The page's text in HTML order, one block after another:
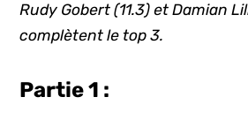
Rudy Gobert (11.3) et Damian
complètent le top 3.
Partie 1 :